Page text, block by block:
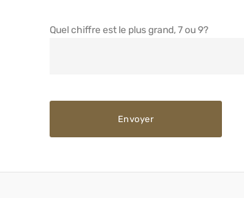
Quel chiffre est le plus grand, 7 ou 9?